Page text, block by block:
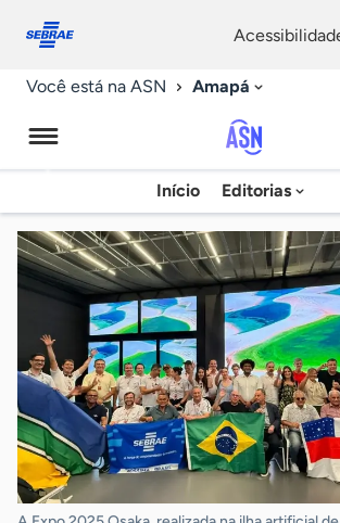
conosco
Você está na ASN Amapá
Sebrae
de
Início Editorias